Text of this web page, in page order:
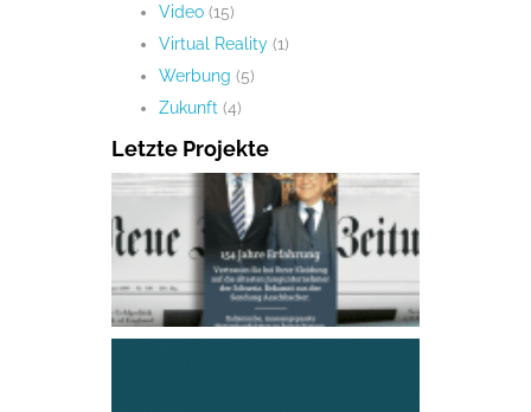
Video (15)
Virtual Reality (1)
Werbung (5)
Zukunft (4)
Letzte Projekte